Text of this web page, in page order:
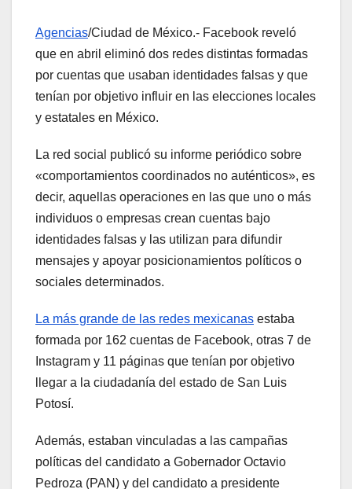
Agencias/Ciudad de México.- Facebook reveló
que en abril eliminó dos redes distintas formadas
por cuentas que usaban identidades falsas y que
tenían por objetivo influir en las elecciones locales
y estatales en México.
La red social publicó su informe periódico sobre
«comportamientos coordinados no auténticos», es
decir, aquellas operaciones en las que uno o más
individuos o empresas crean cuentas bajo
identidades falsas y las utilizan para difundir
mensajes y apoyar posicionamientos políticos o
sociales determinados.
La más grande de las redes mexicanas estaba
formada por 162 cuentas de Facebook, otras 7 de
Instagram y 11 páginas que tenían por objetivo
llegar a la ciudadanía del estado de San Luis
Potosí.
Además, estaban vinculadas a las campañas
políticas del candidato a Gobernador Octavio
Pedroza (PAN) y del candidato a presidente